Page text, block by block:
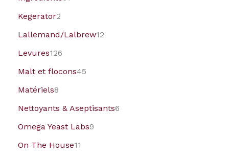
Kegerator2
Lallemand/Lalbrew12
Levures126
Malt et flocons45
Matériels8
Nettoyants & Aseptisants6
Omega Yeast Labs9
On The House11